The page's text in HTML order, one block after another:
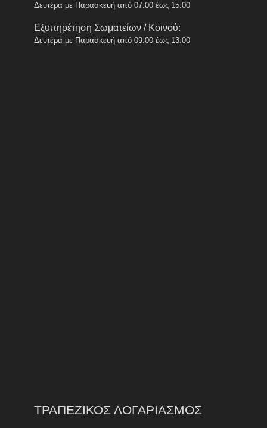
Δευτέρα με Παρασκευή από 07:00 έως 15:00
Εξυπηρέτηση Σωματείων / Κοινού:
Δευτέρα με Παρασκευή από 09:00 έως 13:00
ΤΡΑΠΕΖΙΚΟΣ ΛΟΓΑΡΙΑΣΜΟΣ